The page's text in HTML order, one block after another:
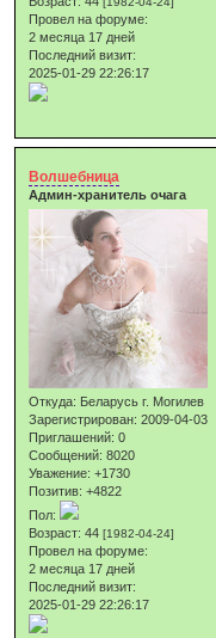
Провел на форуме:
2 месяца 17 дней
Последний визит:
2025-01-29 22:26:17
Волшебница
Админ-хранитель очага
Откуда: Беларусь г. Могилев
Зарегистрирован: 2009-04-03
Приглашений: 0
Сообщений: 8020
Уважение: +1730
Позитив: +4822
Пол:
Возраст: 44[1982-04-24]
Провел на форуме:
2 месяца 17 дней
Последний визит:
2025-01-29 22:26:17